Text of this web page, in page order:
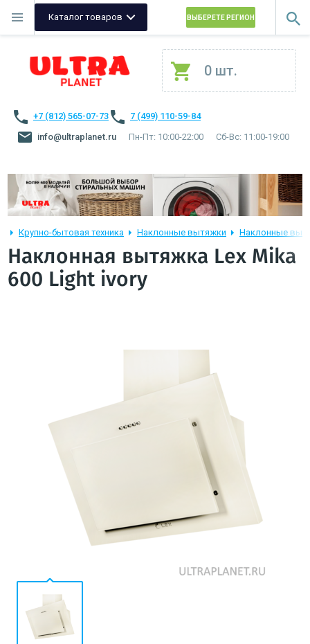
Каталог товаров ВЫБЕРЕТЕ РЕГИОН
0 шт.
+7 (812) 565-07-73
7 (499) 110-59-84
info@ultraplanet.ru
Пн-Пт: 10:00-22:00 Сб-Вс: 11:00-19:00
Крупно-бытовая техника Наклонные вытяжки Наклонные
Наклонная вытяжка Lex Mika
600 Light ivory